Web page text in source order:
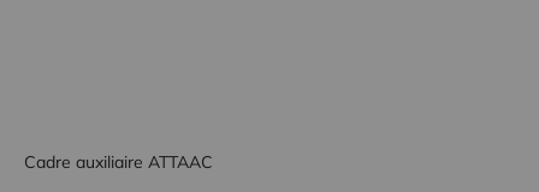
Cadre auxiliaire ATTAAC